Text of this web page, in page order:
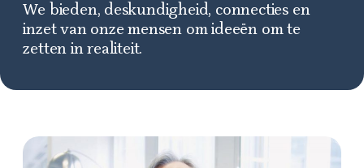
We bieden, deskundigheid, connecties en
inzet van onze mensen om ideeën om te
zetten in realiteit.